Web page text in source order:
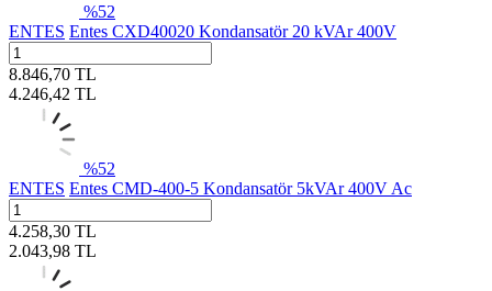
%52
ENTES Entes CXD40020 Kondansatör 20 kVAr 400V
8.846,70 TL
4.246,42 TL
%52
ENTES Entes CMD-400-5 Kondansatör 5kVAr 400V Ac
4.258,30 TL
2.043,98 TL